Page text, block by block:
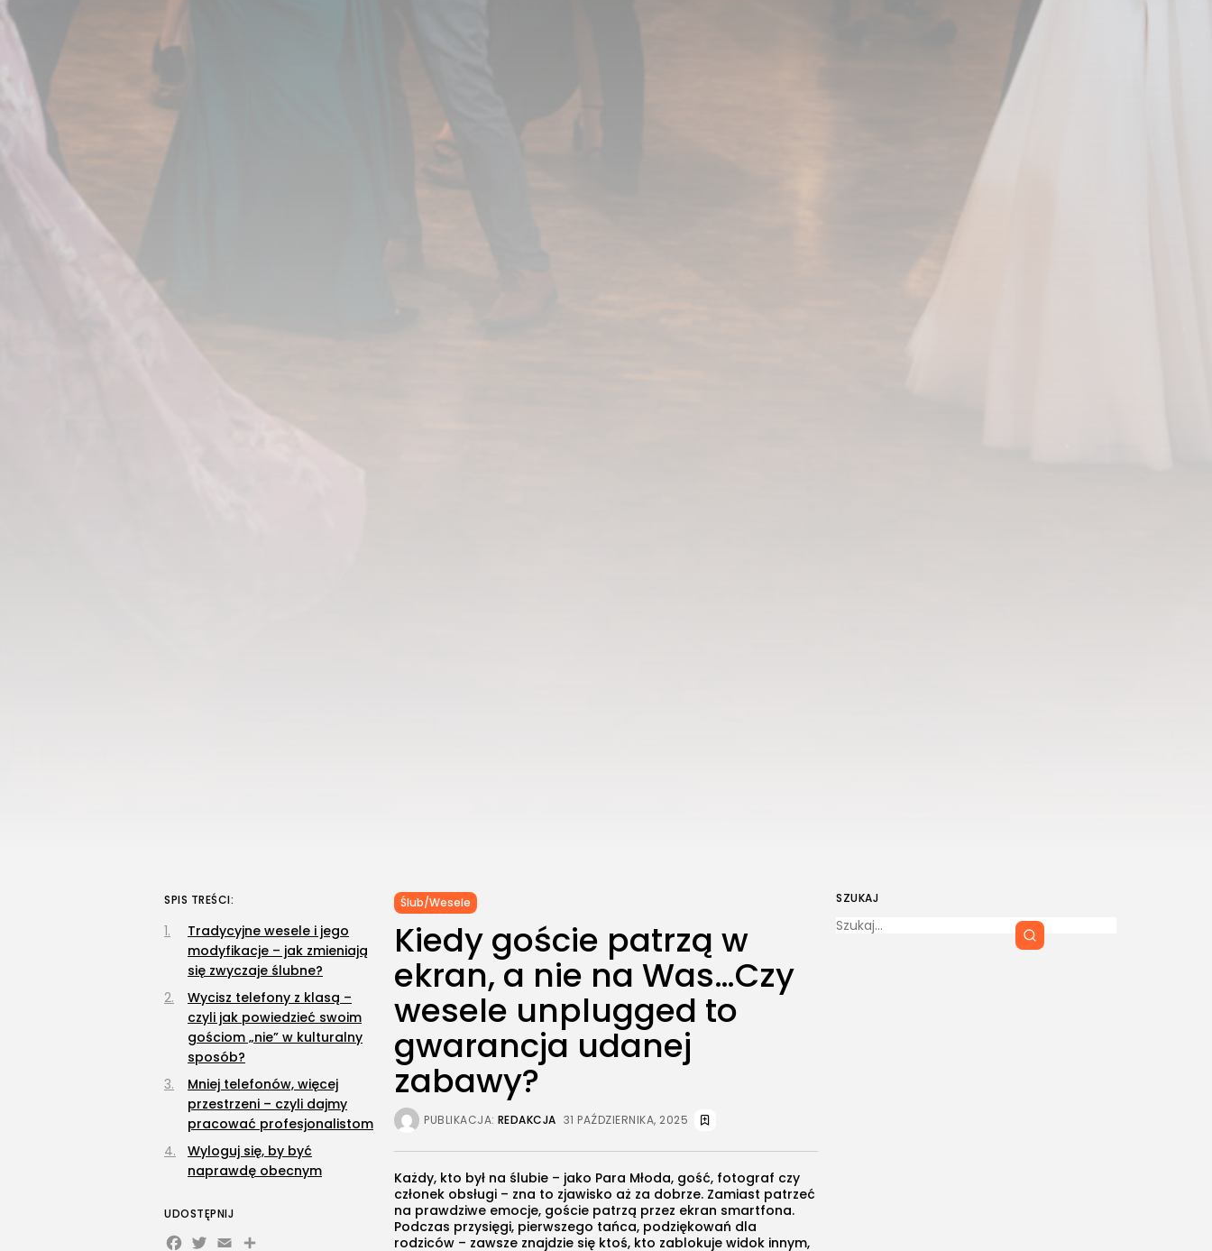
SZUKAJ
Ślub/Wesele
Kiedy goście patrzą w
ekran, a nie na Was…Czy
wesele unplugged to
gwarancja udanej
zabawy?
PUBLIKACJA: REDAKCJA 31 PAŹDZIERNIKA, 2025
Każdy, kto był na ślubie – jako Para Młoda, gość, fotograf czy
członek obsługi – zna to zjawisko aż za dobrze. Zamiast patrzeć
na prawdziwe emocje, goście patrzą przez ekran smartfona.
Podczas przysięgi, pierwszego tańca, podziękowań dla
rodziców – zawsze znajdzie się ktoś, kto zablokuje widok innym,
SPIS TREŚCI:
Tradycyjne wesele i jego
modyfikacje – jak zmieniają
się zwyczaje ślubne?
Wycisz telefony z klasą –
czyli jak powiedzieć swoim
gościom „nie” w kulturalny
sposób?
Mniej telefonów, więcej
przestrzeni – czyli dajmy
pracować profesjonalistom
Wyloguj się, by być
naprawdę obecnym
UDOSTĘPNIJ